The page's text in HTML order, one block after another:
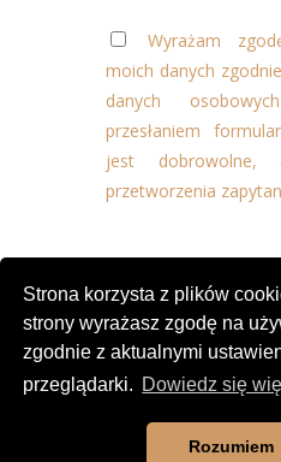
Strona korzysta z plików
strony wyrażasz zgodę na
zgodnie z aktualnymi
przeglądarki. Dowiedz się
Rozumiem
Wyrażam
moich danych
danych
przesłaniem
jest dobrowolne,
przetworzenia
Program dla cukierni,